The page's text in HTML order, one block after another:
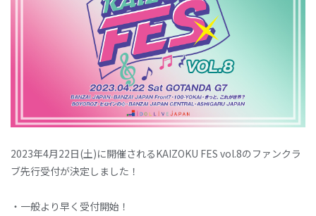
2023年4月22日(土)に開催されるKAIZOKU FES vol.8のファンクラ
ブ先行受付が決定しました！
・一般より早く受付開始！